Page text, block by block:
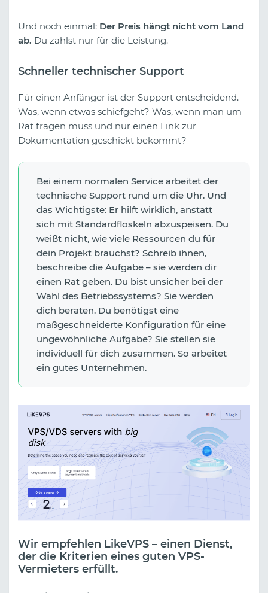
Und noch einmal: Der Preis hängt nicht vom Land
ab. Du zahlst nur für die Leistung.
Schneller technischer Support
Für einen Anfänger ist der Support entscheidend.
Was, wenn etwas schiefgeht? Was, wenn man um
Rat fragen muss und nur einen Link zur
Dokumentation geschickt bekommt?
Bei einem normalen Service arbeitet der
technische Support rund um die Uhr. Und
das Wichtigste: Er hilft wirklich, anstatt
sich mit Standardfloskeln abzuspeisen. Du
weißt nicht, wie viele Ressourcen du für
dein Projekt brauchst? Schreib ihnen,
beschreibe die Aufgabe – sie werden dir
einen Rat geben. Du bist unsicher bei der
Wahl des Betriebssystems? Sie werden
dich beraten. Du benötigst eine
maßgeschneiderte Konfiguration für eine
ungewöhnliche Aufgabe? Sie stellen sie
individuell für dich zusammen. So arbeitet
ein gutes Unternehmen.
Wir empfehlen LikeVPS – einen Dienst,
der die Kriterien eines guten VPS-
Vermieters erfüllt.